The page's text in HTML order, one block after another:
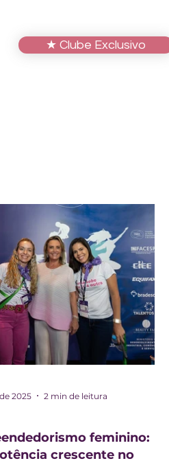
★ Clube Exclusivo
feminino:
crescente no
2025 2 min de leitura